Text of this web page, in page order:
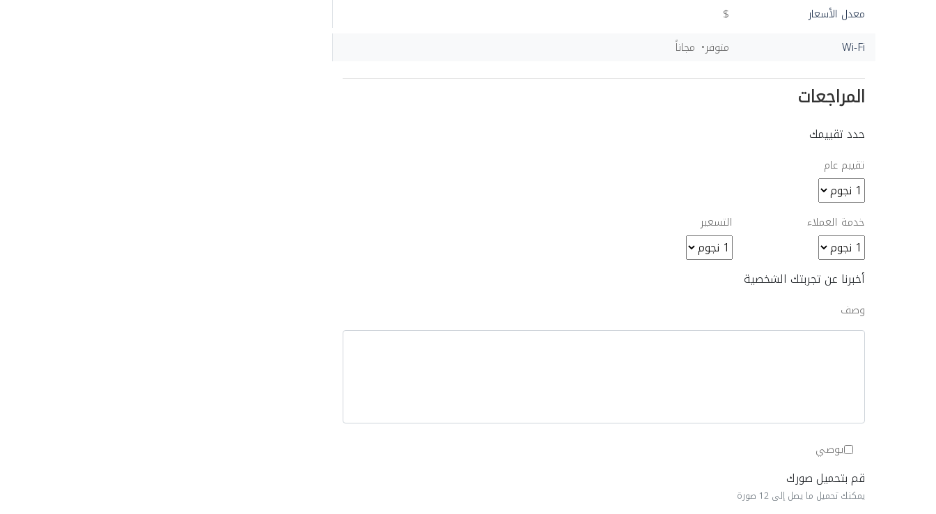
معدل الأسعار
$
Wi-Fi
متوفر مجاناً
المراجعات
حدد تقييمك
تقييم عام
خدمة العملاء التسعير
أخبرنا عن تجربتك الشخصية
وصف
يوصي
قم بتحميل صورك
يمكنك تحميل ما يصل إلى 12 صورة